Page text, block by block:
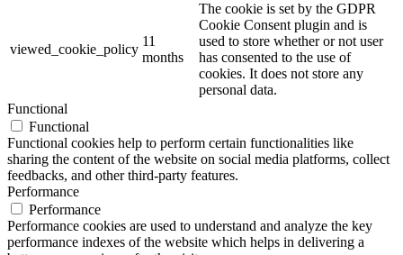
viewed_cookie_policy
11
months
The cookie is set by the GDPR
Cookie Consent plugin and is
used to store whether or not user
has consented to the use of
cookies. It does not store any
personal data.
Functional
Functional
Functional cookies help to perform certain functionalities like
sharing the content of the website on social media platforms, collect
feedbacks, and other third-party features.
Performance
Performance
Performance cookies are used to understand and analyze the key
performance indexes of the website which helps in delivering a